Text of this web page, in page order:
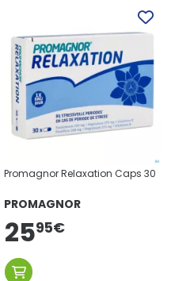
Promagnor Relaxation Caps 30
PROMAGNOR
2595€